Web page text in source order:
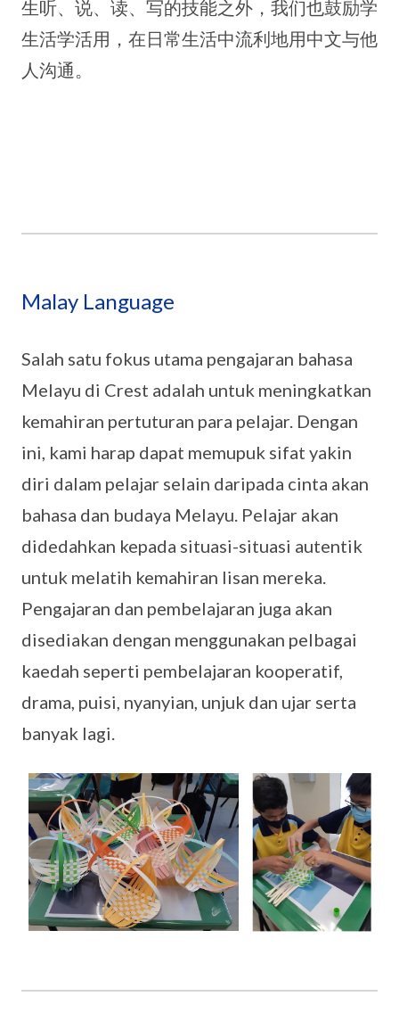
生听、说、读、写的技能之外，我们也鼓励学
生活学活用，在日常生活中流利地用中文与他
人沟通。
Malay Language
Salah satu fokus utama pengajaran bahasa
Melayu di Crest adalah untuk meningkatkan
kemahiran pertuturan para pelajar. Dengan
ini, kami harap dapat memupuk sifat yakin
diri dalam pelajar selain daripada cinta akan
bahasa dan budaya Melayu. Pelajar akan
didedahkan kepada situasi-situasi autentik
untuk melatih kemahiran lisan mereka.
Pengajaran dan pembelajaran juga akan
disediakan dengan menggunakan pelbagai
kaedah seperti pembelajaran kooperatif,
drama, puisi, nyanyian, unjuk dan ujar serta
banyak lagi.